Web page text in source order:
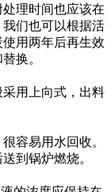
理时间也应该在
们也可以根据活
用两年后再生效
换。
用上向式，出料
容易用水回收。
到锅炉燃烧。